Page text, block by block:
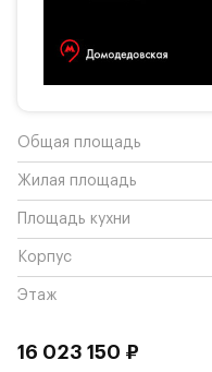
Общая площадь
Жилая площадь
Площадь кухни
Корпус
Этаж
16 023 150 ₽